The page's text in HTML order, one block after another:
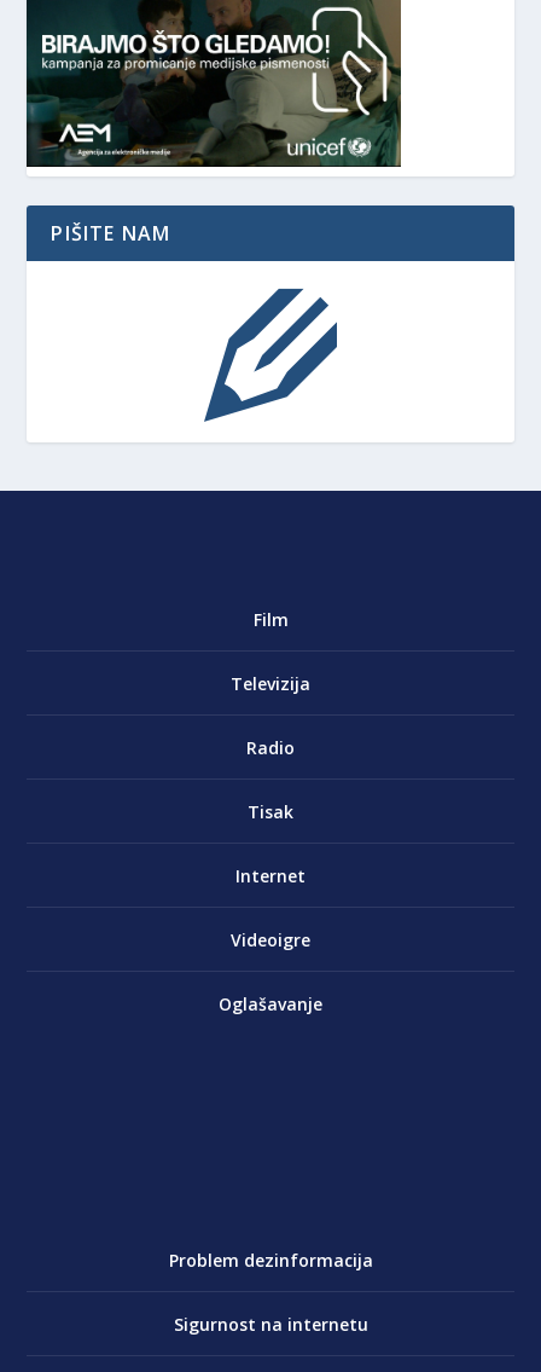
PIŠITE NAM
Film
Televizija
Radio
Tisak
Internet
Videoigre
Oglašavanje
Problem dezinformacija
Sigurnost na internetu